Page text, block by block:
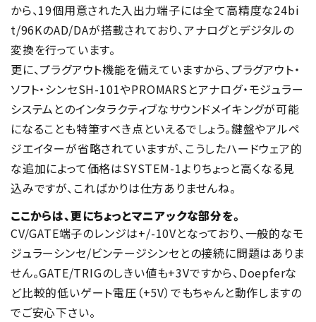
から、19個用意された入出力端子には全て高精度な24bi
t/96KのAD/DAが搭載されており、アナログとデジタルの
変換を行っています。
更に、プラグアウト機能を備えていますから、プラグアウト・
ソフト・シンセSH-101やPROMARSとアナログ・モジュラー
システムとのインタラクティブなサウンドメイキングが可能
になることも特筆すべき点といえるでしょう。鍵盤やアルペ
ジエイターが省略されていますが、こうしたハードウェア的
な追加によって価格はSYSTEM-1よりちょっと高くなる見
込みですが、こればかりは仕方ありませんね。
ここからは、更にちょっとマニアックな部分を。
CV/GATE端子のレンジは+/-10Vとなっており、一般的なモ
ジュラーシンセ/ビンテージシンセとの接続に問題はありま
せん。GATE/TRIGのしきい値も+3Vですから、Doepferな
ど比較的低いゲート電圧（+5V）でもちゃんと動作しますの
でご安心下さい。